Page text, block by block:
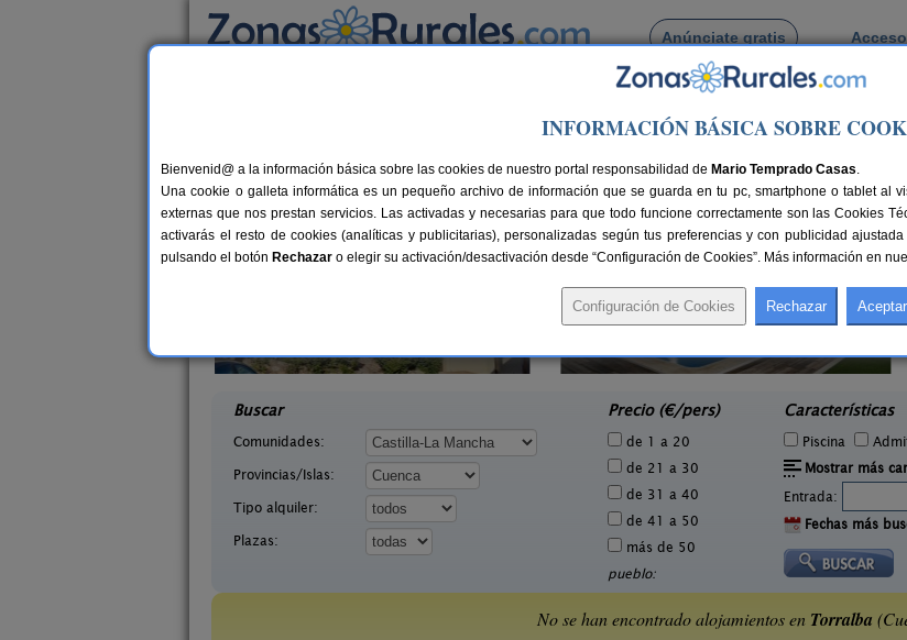
Anúnciate gratis
Busca por pueblo
> Torralba
Casas Rurales cerca de Torralba
22 €
4-26+8 pers.
30 €
Casas Rurales La Cueva de
Cirondo
Buscar
Comunidades:
Provincias/Islas:
Tipo alquiler:
Plazas:
Precio (€/pers)
de 1 a 20
de 21 a 30
de 31 a 40
de 41 a 50
más de 50
pueblo:
Características
Piscina
Mostrar más
Entrada:
Fechas más
No se han encontrado alojamientos en Torralba
INFORMACIÓN BÁSICA SOBRE
Bienvenid@ a la información básica sobre las cookies de nuestro portal responsabilidad de Mario Temprado Casas.
Una cookie o galleta informática es un pequeño archivo de información que se guarda en tu pc, smartphone o tablet al
externas que nos prestan servicios. Las activadas y necesarias para que todo funcione correctamente son las Cookies
activarás el resto de cookies (analíticas y publicitarias), personalizadas según tus preferencias y con publicidad
pulsando el botón Rechazar o elegir su activación/desactivación desde “Configuración de Cookies”. Más información en